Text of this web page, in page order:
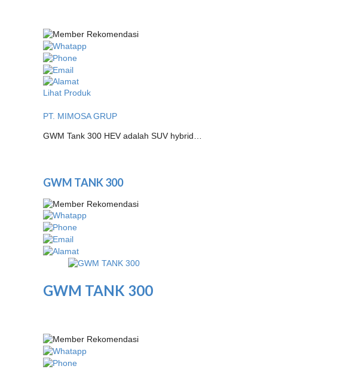
Lihat Produk
PT. MIMOSA GRUP
GWM Tank 300 HEV adalah SUV hybrid…
GWM TANK 300
GWM TANK 300